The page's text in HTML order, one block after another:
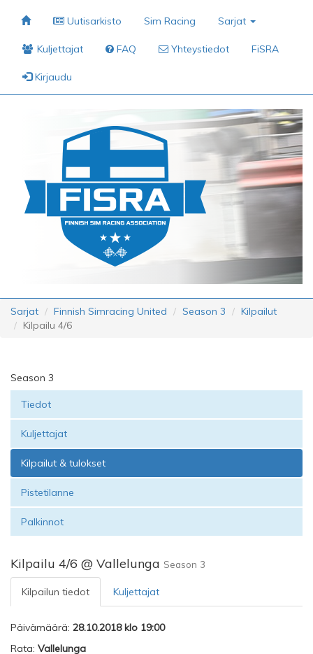
Uutisarkisto Sim Racing Sarjat
Kuljettajat FAQ Yhteystiedot FiSRA
Kirjaudu
Sarjat Finnish Simracing United Season 3
Kilpailut
Kilpailu 4/6
Season 3
Tiedot
Kuljettajat
Kilpailut & tulokset
Pistetilanne
Palkinnot
Kilpailu 4/6 @ Vallelunga Season 3
Kilpailun tiedot Kuljettajat
Päivämäärä: 28.10.2018 klo 19:00
Rata: Vallelunga